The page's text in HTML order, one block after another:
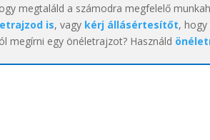
megtaláld a számodra megfelelő
is, vagy kérj állásértesítőt,
megírni egy önéletrajzot? Használd